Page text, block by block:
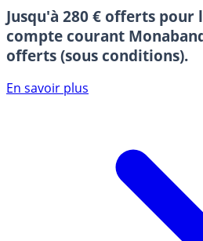
Jusqu'à 280 € offerts
compte courant
offerts (sous conditions).
En savoir plus